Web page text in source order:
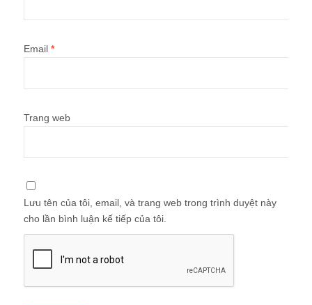
Email *
Trang web
Lưu tên của tôi, email, và trang web trong trình duyệt này
cho lần bình luận kế tiếp của tôi.